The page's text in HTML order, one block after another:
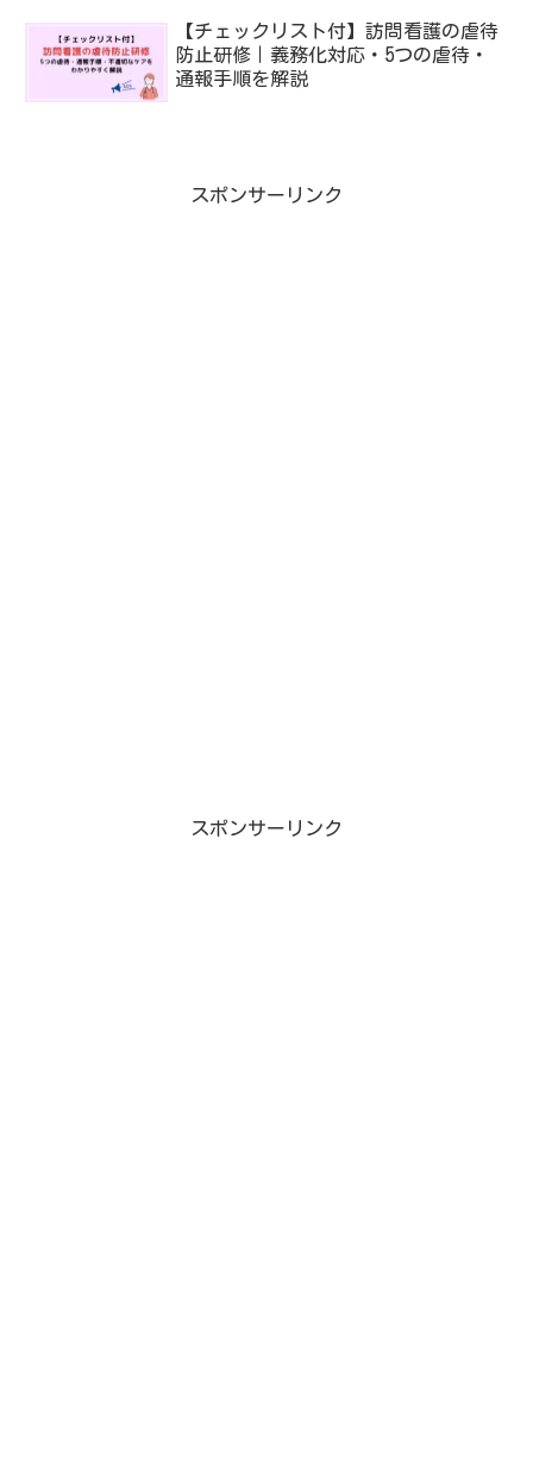
【チェックリスト付】訪問看護の虐待
防止研修｜義務化対応・5つの虐待・
通報手順を解説
スポンサーリンク
スポンサーリンク